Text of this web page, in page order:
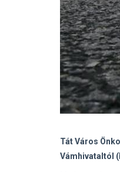
Tát Város
Vámhivataltól